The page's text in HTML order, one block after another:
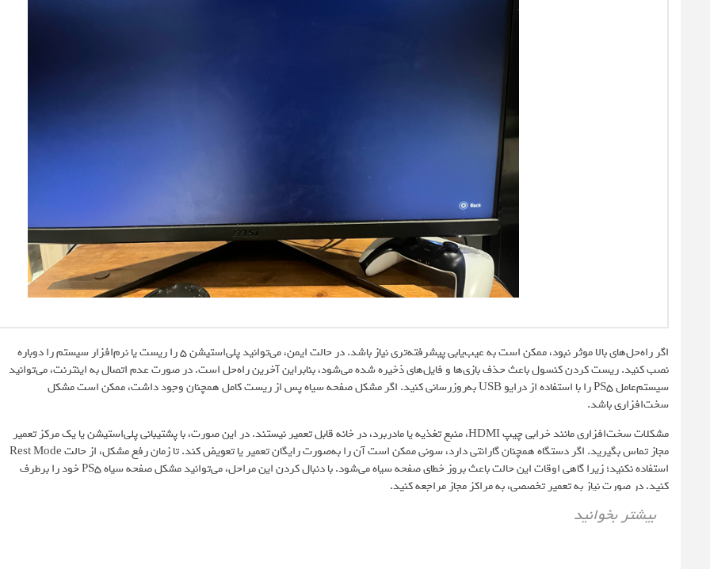
اگر راه‌حل‌های بالا موثر نبود، ممکن است به عیب‌یابی پیشرفته‌تری نیاز باشد. در حالت ایمن، می‌توانید پلی‌استیشن ۵ را ریست یا نرم‌افزار سیستم را دوباره
نصب کنید. ریست کردن کنسول باعث حذف بازی‌ها و فایل‌های ذخیره شده می‌شود، بنابراین آخرین راه‌حل است. در صورت عدم اتصال به اینترنت، می‌توانید
سیستم‌عامل PS5 را با استفاده از درایو USB به‌روزرسانی کنید. اگر مشکل صفحه سیاه پس از ریست کامل همچنان وجود داشت، ممکن است مشکل
سخت‌افزاری باشد.
مشکلات سخت‌افزاری مانند خرابی چیپ HDMI، منبع تغذیه یا مادربرد، در خانه قابل تعمیر نیستند. در این صورت، با پشتیبانی پلی‌استیشن یا یک مرکز تعمیر
مجاز تماس بگیرید. اگر دستگاه همچنان گارانتی دارد، سونی ممکن است آن را به‌صورت رایگان تعمیر یا تعویض کند. تا زمان رفع مشکل، از حالت Rest Mode
استفاده نکنید؛ زیرا گاهی اوقات این حالت باعث بروز خطای صفحه سیاه می‌شود. با دنبال کردن این مراحل، می‌توانید مشکل صفحه سیاه PS5 خود را برطرف
کنید. در صورت نیاز به تعمیر تخصصی، به مراکز مجاز مراجعه کنید.
بیشتر بخوانید